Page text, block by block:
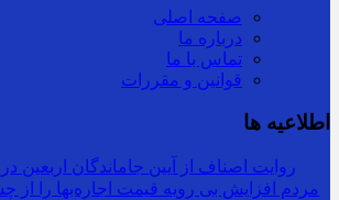
صفحه اصلی
درباره ما
تماس با ما
قوانین و مقررات
اطلاعیه ها
روایت اصناف از آیین جاماندگان اربعین
مردم افزایش بی رویه قیمت اجاره‌بها را